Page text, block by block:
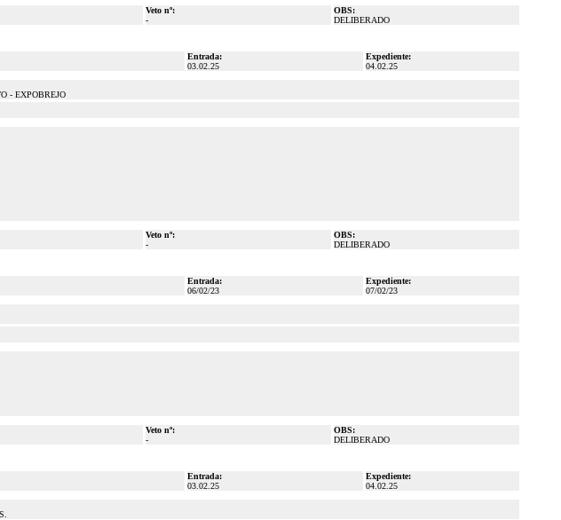
Veto nº:
-
OBS:
DELIBERADO
Entrada:
03.02.25
Expediente:
04.02.25
- EXPOBREJO
Veto nº:
-
OBS:
DELIBERADO
Entrada:
06/02/23
Expediente:
07/02/23
Veto nº:
-
OBS:
DELIBERADO
Entrada:
03.02.25
Expediente:
04.02.25